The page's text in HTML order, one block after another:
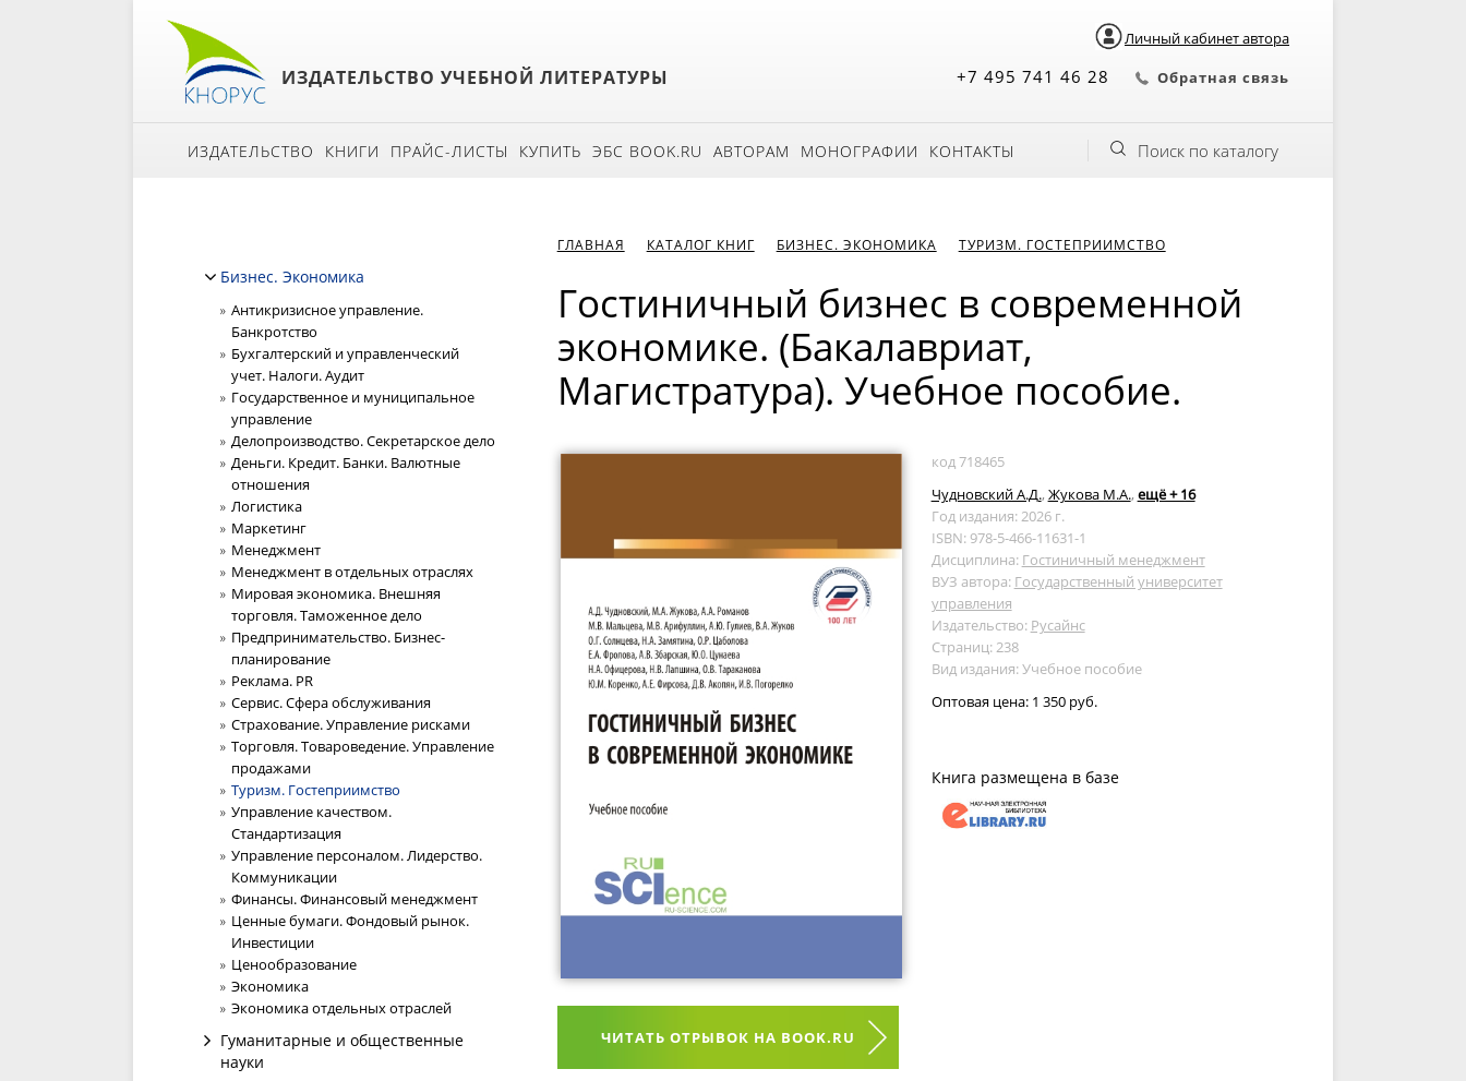
Личный кабинет автора
ИЗДАТЕЛЬСТВО УЧЕБНОЙ ЛИТЕРАТУРЫ +7 495 741 46 28 Обратная связь
ИЗДАТЕЛЬСТВО КНИГИ ПРАЙС-ЛИСТЫ КУПИТЬ ЭБС BOOK.RU АВТОРАМ МОНОГРАФИИ КОНТАКТЫ Поиск по каталогу
Бизнес. Экономика
Антикризисное управление.
Банкротство
Бухгалтерский и управленческий
учет. Налоги. Аудит
Государственное и муниципальное
управление
Делопроизводство. Секретарское дело
Деньги. Кредит. Банки. Валютные
отношения
Логистика
Маркетинг
Менеджмент
Менеджмент в отдельных отраслях
Мировая экономика. Внешняя
торговля. Таможенное дело
Предпринимательство. Бизнес-
планирование
Реклама. PR
Сервис. Сфера обслуживания
Страхование. Управление рисками
Торговля. Товароведение. Управление
продажами
Туризм. Гостеприимство
Управление качеством.
Стандартизация
Управление персоналом. Лидерство.
Коммуникации
Финансы. Финансовый менеджмент
Ценные бумаги. Фондовый рынок.
Инвестиции
Ценообразование
Экономика
Экономика отдельных отраслей
Гуманитарные и общественные
науки
ГЛАВНАЯ КАТАЛОГ КНИГ БИЗНЕС. ЭКОНОМИКА ТУРИЗМ. ГОСТЕПРИИМСТВО
Гостиничный бизнес в современной
экономике. (Бакалавриат,
Магистратура). Учебное пособие.
ЧИТАТЬ ОТРЫВОК НА BOOK.RU
код 718465
Чудновский А.Д., Жукова М.А., ещё + 16
Год издания: 2026 г.
ISBN: 978-5-466-11631-1
Дисциплина: Гостиничный менеджмент
ВУЗ автора: Государственный университет
управления
Издательство: Русайнс
Страниц: 238
Вид издания: Учебное пособие
Оптовая цена: 1 350 руб.
Книга размещена в базе